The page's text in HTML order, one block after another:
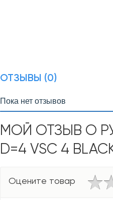
ОТЗЫВЫ (0)
Пока нет отзывов
МОЙ ОТЗЫВ О
D=4 VSC 4
Оцените товар